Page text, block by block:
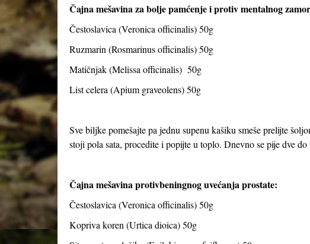
Čajna mešavina za bolje pamćenje i protiv mentalnog
Čestoslavica (Veronica officinalis) 50g
Ruzmarin (Rosmarinus officinalis) 50g
Matičnjak (Melissa officinalis) 50g
List celera (Apium graveolens) 50g
Sve biljke pomešajte pa jednu supenu kašiku smeše prelijte
stoji pola sata, procedite i popijte u toplo. Dnevno se pije dve do
Čajna mešavina protivbeningnog uvećanja prostate:
Čestoslavica (Veronica officinalis) 50g
Kopriva koren (Urtica dioica) 50g